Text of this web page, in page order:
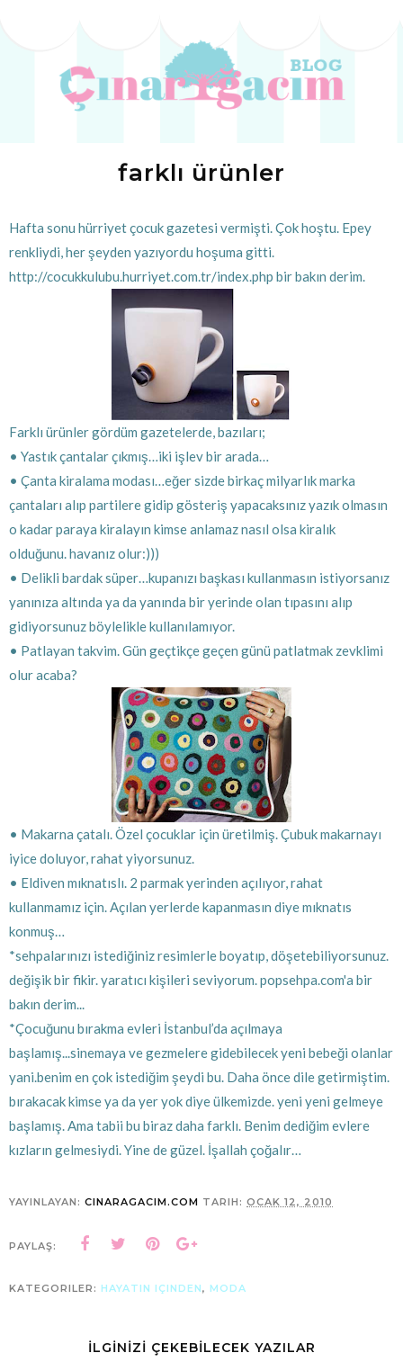
farklı ürünler
Hafta sonu hürriyet çocuk gazetesi vermişti. Çok hoştu. Epey
renkliydi, her şeyden yazıyordu hoşuma gitti.
http://cocukkulubu.hurriyet.com.tr/index.php bir bakın derim.
Farklı ürünler gördüm gazetelerde, bazıları;
• Yastık çantalar çıkmış…iki işlev bir arada…
• Çanta kiralama modası…eğer sizde birkaç milyarlık marka
çantaları alıp partilere gidip gösteriş yapacaksınız yazık olmasın
o kadar paraya kiralayın kimse anlamaz nasıl olsa kiralık
olduğunu. havanız olur:)))
• Delikli bardak süper…kupanızı başkası kullanmasın istiyorsanız
yanınıza altında ya da yanında bir yerinde olan tıpasını alıp
gidiyorsunuz böylelikle kullanılamıyor.
• Patlayan takvim. Gün geçtikçe geçen günü patlatmak zevklimi
olur acaba?
• Makarna çatalı. Özel çocuklar için üretilmiş. Çubuk makarnayı
iyice doluyor, rahat yiyorsunuz.
• Eldiven mıknatıslı. 2 parmak yerinden açılıyor, rahat
kullanmamız için. Açılan yerlerde kapanmasın diye mıknatıs
konmuş…
*sehpalarınızı istediğiniz resimlerle boyatıp, döşetebiliyorsunuz.
değişik bir fikir. yaratıcı kişileri seviyorum. popsehpa.com'a bir
bakın derim...
*Çocuğunu bırakma evleri İstanbul’da açılmaya
başlamış...sinemaya ve gezmelere gidebilecek yeni bebeği olanlar
yani.benim en çok istediğim şeydi bu. Daha önce dile getirmiştim.
bırakacak kimse ya da yer yok diye ülkemizde. yeni yeni gelmeye
başlamış.Ama tabii bu biraz daha farklı. Benim dediğim evlere
kızların gelmesiydi. Yine de güzel. İşallah çoğalır…
YAYINLAYAN: CINARAGACIM.COM TARIH: OCAK 12, 2010
PAYLAŞ:
KATEGORILER: HAYATIN IÇINDEN, MODA
İLGİNİZİ ÇEKEBİLECEK YAZILAR